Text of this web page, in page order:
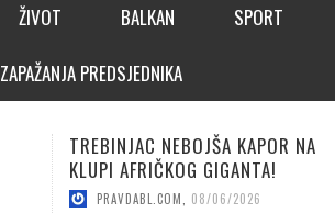
ŽIVOT BALKAN SPORT
ZAPAŽANJA PREDSJEDNIKA
VUČICA SA PALA DOVELA TOP
POJAČANJE!
PRAVDABL.COM 08/06/2026